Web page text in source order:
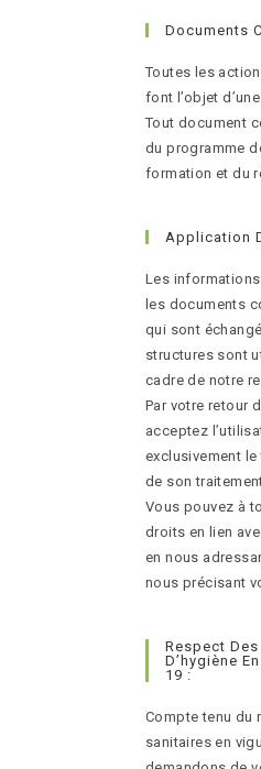
Documents
Toutes les
font l’objet
Tout document
du programme
formation et du
Application
Les
les documents
qui sont
structures sont
cadre de notre
Par votre retour
acceptez
exclusivement
de son
Vous pouvez à
droits en lien
en nous
nous précisant
Respect
D’hygiène
19 :
Compte tenu du
sanitaires en